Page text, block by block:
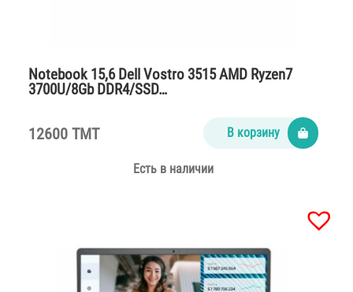
Notebook 15,6 Dell Vostro 3515 AMD Ryzen7
3700U/8Gb DDR4/SSD…
12600 TMT В корзину
Есть в наличии